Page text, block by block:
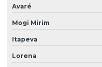
Laudo spda e aterramento
Laudo spda periodicidade
Laudo técnico instalações
Avaré
Mogi Mirim
Itapeva
Lorena